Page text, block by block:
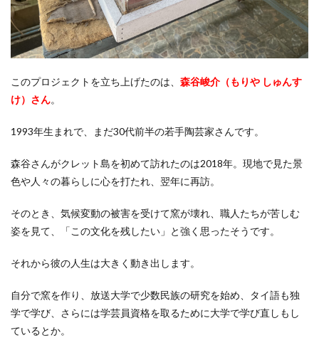
このプロジェクトを立ち上げたのは、 森谷峻介（もりや しゅんす
け）さん。
1993年生まれで、まだ30代前半の若手陶芸家さんです。
森谷さんがクレット島を初めて訪れたのは2018年。現地で見た景
色や人々の暮らしに心を打たれ、翌年に再訪。
そのとき、気候変動の被害を受けて窯が壊れ、職人たちが苦しむ
姿を見て、「この文化を残したい」と強く思ったそうです。
それから彼の人生は大きく動き出します。
自分で窯を作り、放送大学で少数民族の研究を始め、タイ語も独
学で学び、さらには学芸員資格を取るために大学で学び直しもし
ているとか。